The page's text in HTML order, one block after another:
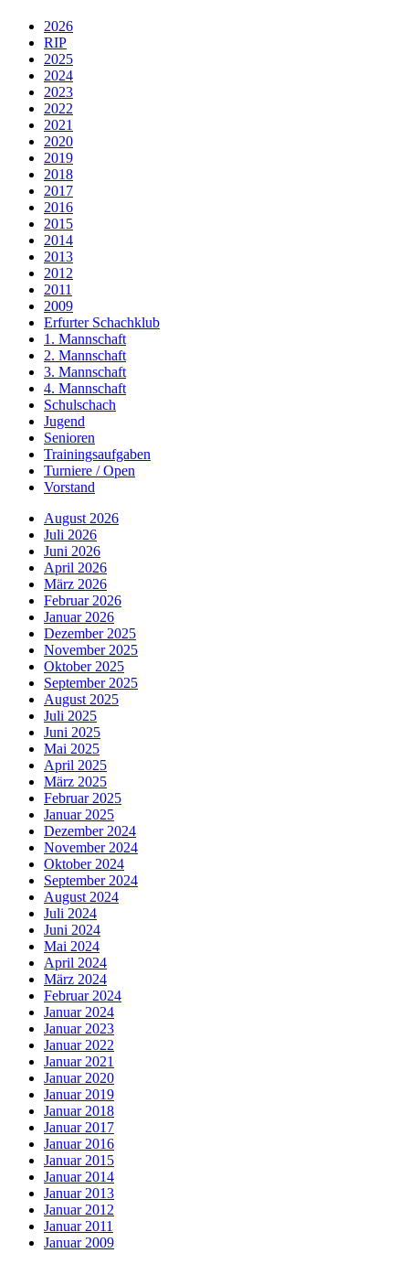
2026
RIP
2025
2024
2023
2022
2021
2020
2019
2018
2017
2016
2015
2014
2013
2012
2011
2009
Erfurter Schachklub
1. Mannschaft
2. Mannschaft
3. Mannschaft
4. Mannschaft
Schulschach
Jugend
Senioren
Trainingsaufgaben
Turniere / Open
Vorstand
August 2026
Juli 2026
Juni 2026
April 2026
März 2026
Februar 2026
Januar 2026
Dezember 2025
November 2025
Oktober 2025
September 2025
August 2025
Juli 2025
Juni 2025
Mai 2025
April 2025
März 2025
Februar 2025
Januar 2025
Dezember 2024
November 2024
Oktober 2024
September 2024
August 2024
Juli 2024
Juni 2024
Mai 2024
April 2024
März 2024
Februar 2024
Januar 2024
Januar 2023
Januar 2022
Januar 2021
Januar 2020
Januar 2019
Januar 2018
Januar 2017
Januar 2016
Januar 2015
Januar 2014
Januar 2013
Januar 2012
Januar 2011
Januar 2009